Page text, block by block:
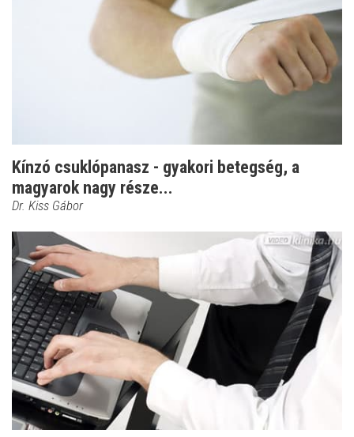
Kínzó csuklópanasz - gyakori betegség, a
magyarok nagy része...
Dr. Kiss Gábor